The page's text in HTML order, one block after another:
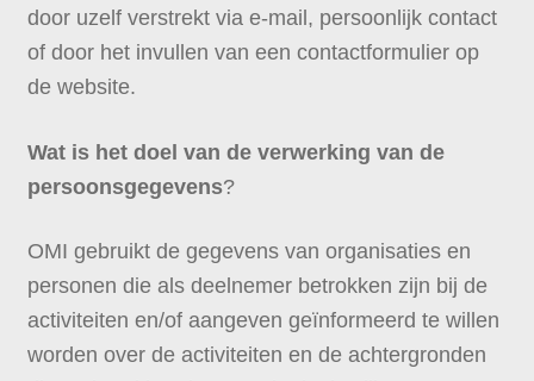
door uzelf verstrekt via e-mail, persoonlijk contact
of door het invullen van een contactformulier op
de website.
Wat is het doel van de verwerking van de
persoonsgegevens?
OMI gebruikt de gegevens van organisaties en
personen die als deelnemer betrokken zijn bij de
activiteiten en/of aangeven geïnformeerd te willen
worden over de activiteiten en de achtergronden